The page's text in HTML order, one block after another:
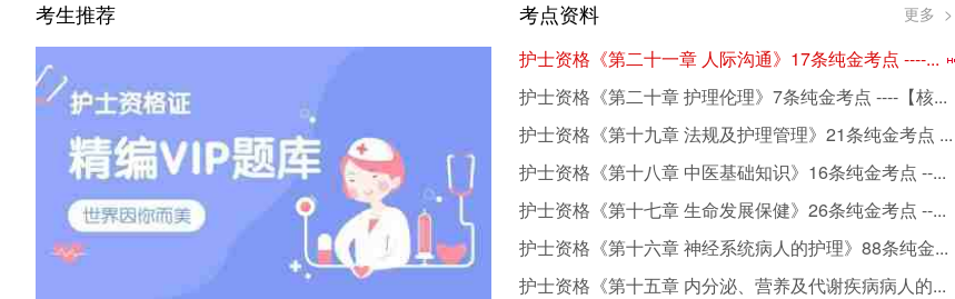
考生推荐 考点资料 更多 >
护士资格《第二十一章 人际沟通》17条纯金考点 ----...
护士资格《第二十章 护理伦理》7条纯金考点 ----【核...
护士资格《第十九章 法规及护理管理》21条纯金考点 ...
护士资格《第十八章 中医基础知识》16条纯金考点 --...
护士资格《第十七章 生命发展保健》26条纯金考点 --...
护士资格《第十六章 神经系统病人的护理》88条纯金...
护士资格《第十五章 内分泌、营养及代谢疾病病人的...